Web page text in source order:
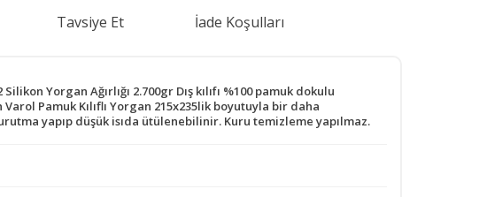
Tavsiye Et İade Koşulları
Yorgan Ağırlığı 2.700gr Dış kılıfı %100 pamuk dokulu
Pamuk Kılıflı Yorgan 215x235lik boyutuyla bir daha
yapıp düşük isıda ütülenebilinir. Kuru temizleme yapılmaz.